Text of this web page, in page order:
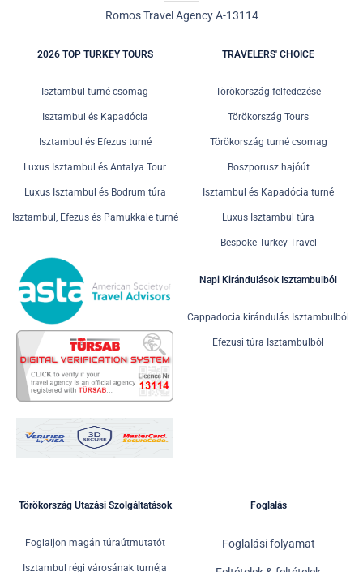
Romos Travel Agency A-13114
2026 TOP TURKEY TOURS
Isztambul turné csomag
Isztambul és Kapadócia
Isztambul és Efezus turné
Luxus Isztambul és Antalya Tour
Luxus Isztambul és Bodrum túra
Isztambul, Efezus és Pamukkale turné
TRAVELERS' CHOICE
Törökország felfedezése
Törökország Tours
Törökország turné csomag
Boszporusz hajóút
Isztambul és Kapadócia turné
Luxus Isztambul túra
Bespoke Turkey Travel
Napi Kirándulások Isztambulból
Cappadocia kirándulás Isztambulból
Efezusi túra Isztambulból
Törökország Utazási Szolgáltatások
Foglaljon magán túraútmutatót
Isztambul régi városának turnéja
Foglalás
Foglalási folyamat